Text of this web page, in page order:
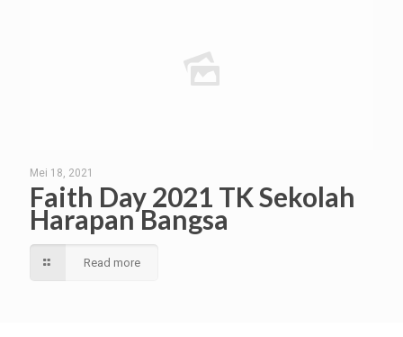
Mei 18, 2021
Faith Day 2021 TK Sekolah
Harapan Bangsa
Read more